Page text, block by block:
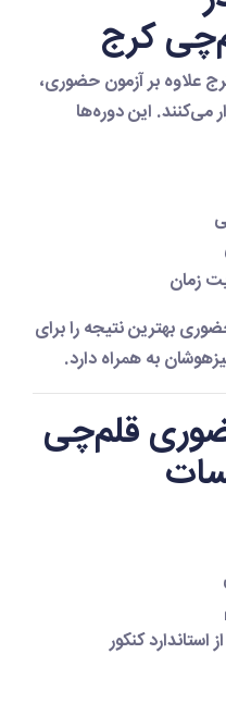
کرج
بر آزمون حضوری،
این دوره‌ها
بهترین نتیجه را برای
به همراه دارد.
قلم‌چی
کنکور